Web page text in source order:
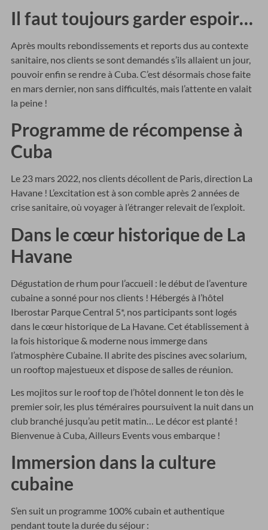
Il faut toujours garder espoir…
Après moults rebondissements et reports dus au contexte
sanitaire, nos clients se sont demandés s’ils allaient un jour,
pouvoir enfin se rendre à Cuba. C’est désormais chose faite
en mars dernier, non sans difficultés, mais l’attente en valait
la peine !
Programme de récompense à
Cuba
Le 23 mars 2022, nos clients décollent de Paris, direction La
Havane ! L’excitation est à son comble après 2 années de
crise sanitaire, où voyager à l’étranger relevait de l’exploit.
Dans le cœur historique de La
Havane
Dégustation de rhum pour l’accueil : le début de l’aventure
cubaine a sonné pour nos clients ! Hébergés à l’hôtel
Iberostar Parque Central 5*, nos participants sont logés
dans le cœur historique de La Havane. Cet établissement à
la fois historique & moderne nous immerge dans
l’atmosphère Cubaine. Il abrite des piscines avec solarium,
un rooftop majestueux et dispose de salles de réunion.
Les mojitos sur le roof top de l’hôtel donnent le ton dès le
premier soir, les plus téméraires poursuivent la nuit dans un
club branché jusqu’au petit matin… Le décor est planté !
Bienvenue à Cuba, Ailleurs Events vous embarque !
Immersion dans la culture
cubaine
S’en suit un programme 100% cubain et authentique
pendant toute la durée du séjour :